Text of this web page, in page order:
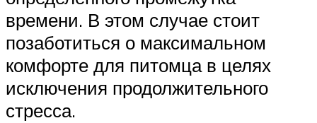
времени. В этом случае стоит
позаботиться о максимальном
комфорте для питомца в целях
исключения продолжительного
стресса.